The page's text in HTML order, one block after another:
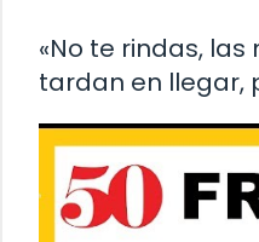
«No te rindas,
tardan en llegar,